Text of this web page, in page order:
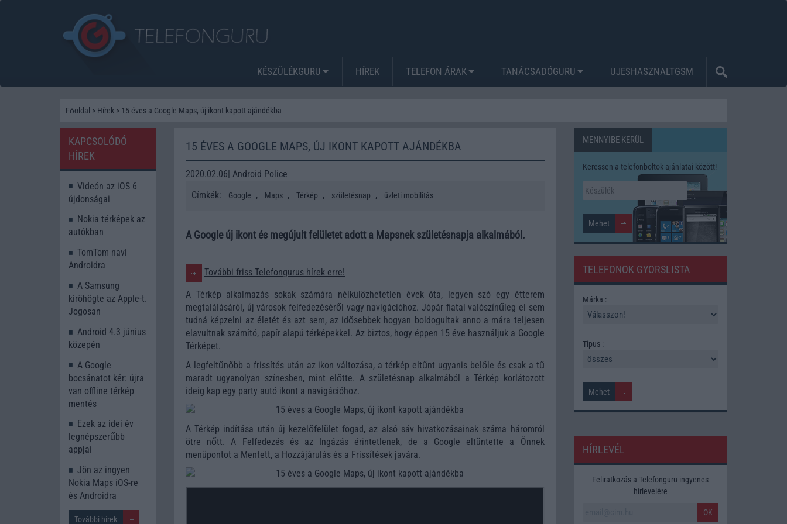
KÉSZÜLÉKGURU HÍREK TELEFON ÁRAK TANÁCSADÓGURU UJESHASZNALTGSM
Főoldal > Hírek > 15 éves a Google Maps, új ikont kapott ajándékba
15 ÉVES A GOOGLE MAPS, ÚJ IKONT KAPOTT AJÁNDÉKBA
2020.02.06| Android Police
Címkék:
Google , Maps , Térkép , születésnap , üzleti mobilitás
A Google új ikont és megújult felületet adott a Mapsnek születésnapja alkalmából.
További friss Telefongurus hírek erre!
A Térkép alkalmazás sokak számára nélkülözhetetlen évek óta, legyen szó egy étterem
megtalálásáról, új városok felfedezéséről vagy navigációhoz. Jópár fiatal valószínűleg el sem
tudná képzelni az életét és azt sem, az idősebbek hogyan boldogultak anno a mára teljesen
elavultnak számító, papír alapú térképekkel. Az biztos, hogy éppen 15 éve használjuk a Google
Térképet.
A legfeltűnőbb a frissítés után az ikon változása, a térkép eltűnt ugyanis belőle és csak a tű
maradt ugyanolyan színesben, mint előtte. A születésnap alkalmából a Térkép korlátozott
ideig kap egy party autó ikont a navigációhoz.
A Térkép indítása után új kezelőfelület fogad, az alsó sáv hivatkozásainak száma háromról
ötre nőtt. A Felfedezés és az Ingázás érintetlenek, de a Google eltüntette a Önnek
menüpontot a Mentett, a Hozzájárulás és a Frissítések javára.
KAPCSOLÓDÓ
HÍREK
Videón az iOS 6
újdonságai
Nokia térképek az
autókban
TomTom navi
Androidra
A Samsung
kiröhögte az Apple-t.
Jogosan
Android 4.3 június
közepén
A Google
bocsánatot kér: újra
van offline térkép
mentés
Ezek az idei év
legnépszerűbb
appjai
Jön az ingyen
Nokia Maps iOS-re
és Androidra
További hírek
MENNYIBE KERÜL
Keressen a telefonboltok ajánlatai között!
TELEFONOK GYORSLISTA
Márka :
Tipus :
HÍRLEVÉL
Feliratkozás a Telefonguru ingyenes
hírlevelére
OK